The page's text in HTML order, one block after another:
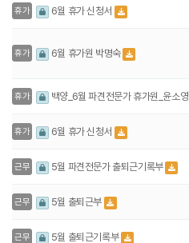
휴가 6월 휴가 신청서
휴가 6월 휴가원 박명숙
휴가 백양_6월 파견전문가 휴가원_윤소영
휴가 6월 휴가 신청서
근무 5월 파견전문가 출퇴근기록부
근무 5월 출퇴근부
근무 5월 출퇴근기록부